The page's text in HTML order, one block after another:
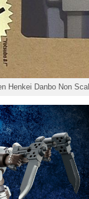
Henkei Danbo Non